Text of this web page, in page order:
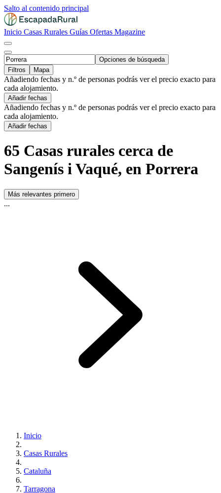
Salto al contenido principal
Inicio Casas Rurales Guías Ofertas Magazine
Opciones de búsqueda
Filtros
Mapa
Añadiendo fechas y n.º de personas podrás ver el precio exacto para
cada alojamiento.
Añadir fechas
Añadiendo fechas y n.º de personas podrás ver el precio exacto para
cada alojamiento.
Añadir fechas
65 Casas rurales cerca de
Sangenís i Vaqué, en Porrera
Más relevantes primero
...
Inicio
Casas Rurales
Cataluña
Tarragona